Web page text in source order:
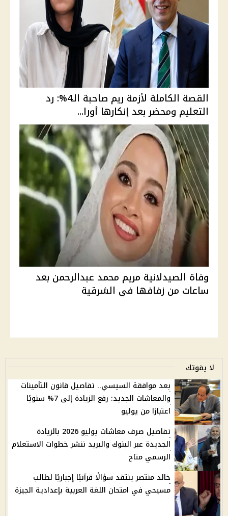
القصة الكاملة لأزمة ريم صاحبة الـ4%: رد
التعليم ومحضر بعد إنكارها أورا...
وفاة الصيدلانية مريم محمد عبدالرحمن بعد
ساعات من زفافها في الشرقية
لا يفوتك
بعد موافقة السيسي.. تفاصيل قانون التأمينات
والمعاشات الجديد: رفع الزيادة إلى 7% سنويًا
اعتبارًا من يوليو
تفاصيل صرف معاشات يوليو 2026 بالزيادة
الجديدة عبر البنوك والبريد ننشر خطوات الاستعلام
الرسمي متاح
خالد منتصر ينتقد سؤالًا قرآنيًا إجباريًا لطالب
مسيحي في امتحان اللغة العربية بإعدادية الجيزة